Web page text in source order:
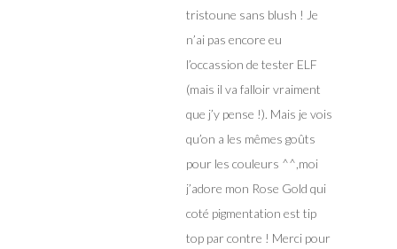
tristoune sans blush ! Je
n’ai pas encore eu
l’occassion de tester ELF
(mais il va falloir vraiment
que j’y pense !). Mais je vois
qu’on a les mêmes goûts
pour les couleurs ^^,moi
j’adore mon Rose Gold qui
coté pigmentation est tip
top par contre ! Merci pour